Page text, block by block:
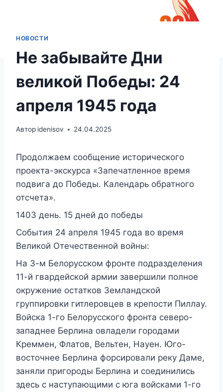
НОВОСТИ
Не забывайте Дни
великой Победы: 24
апреля 1945 года
Автор idenisov 24.04.2025
Продолжаем сообщение исторического
проекта-экскурса «Запечатленное время
подвига до Победы. Календарь обратного
отсчета».
1403 день. 15 дней до победы
События 24 апреля 1945 года во время
Великой Отечественной войны:
На 3-м Белорусском фронте подразделения
11-й гвардейской армии завершили полное
окружение остатков Земландской
группировки гитлеровцев в крепости Пиллау.
Войска 1-го Белорусского фронта северо-
западнее Берлина овладели городами
Креммен, Флатов, Вельтен, Науен. Юго-
восточнее Берлина форсировали реку Даме,
заняли пригороды Берлина и соединились
здесь с наступающими с юга войсками 1-го